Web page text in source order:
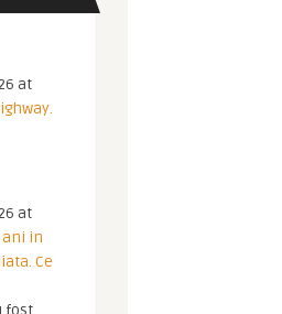
at
at
ani in
Ce
fost